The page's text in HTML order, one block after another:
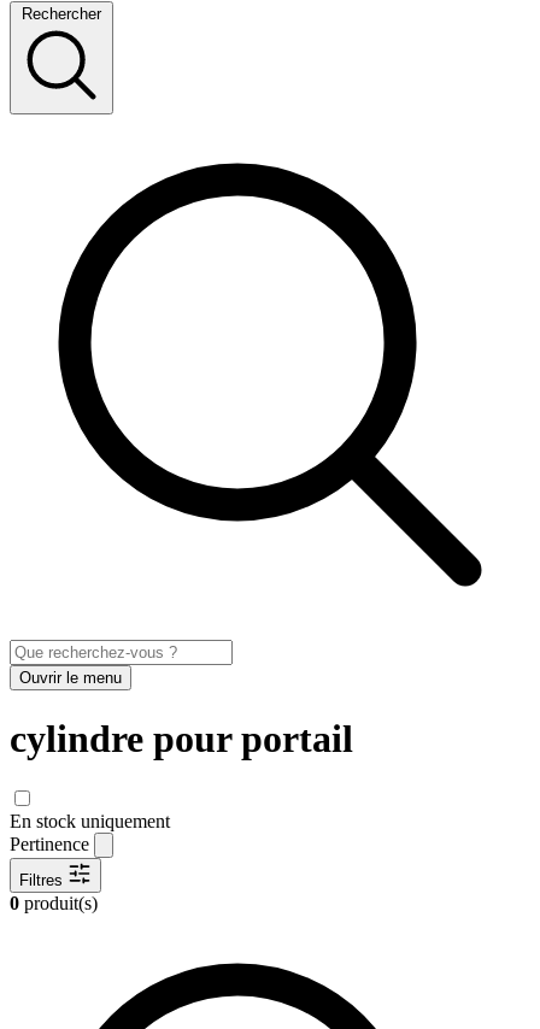
Rechercher
Ouvrir le menu
cylindre pour portail
En stock uniquement
Pertinence
Filtres
0 produit(s)